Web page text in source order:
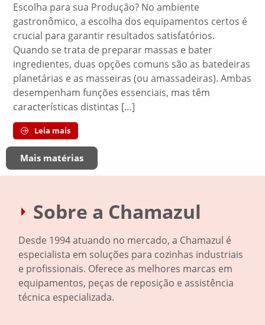
Escolha para sua Produção? No ambiente
gastronômico, a escolha dos equipamentos certos é
crucial para garantir resultados satisfatórios.
Quando se trata de preparar massas e bater
ingredientes, duas opções comuns são as batedeiras
planetárias e as masseiras (ou amassadeiras). Ambas
desempenham funções essenciais, mas têm
características distintas […]
Leia mais
Mais matérias
Sobre a Chamazul
Desde 1994 atuando no mercado, a Chamazul é
especialista em soluções para cozinhas industriais
e profissionais. Oferece as melhores marcas em
equipamentos, peças de reposição e assistência
técnica especializada.